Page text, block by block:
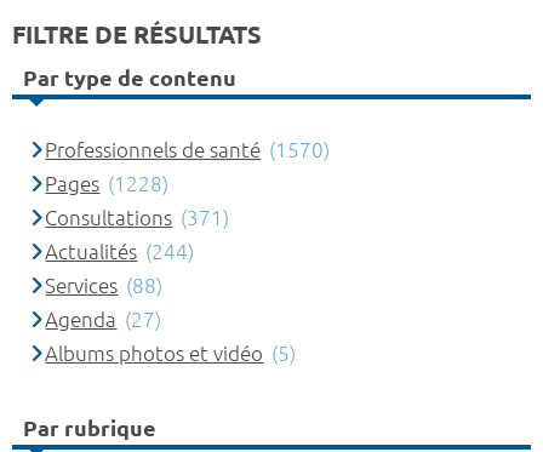
FILTRE DE RÉSULTATS
Par type de contenu
Professionnels de santé (1570)
Pages (1228)
Consultations (371)
Actualités (244)
Services (88)
Agenda (27)
Albums photos et vidéo (5)
Par rubrique